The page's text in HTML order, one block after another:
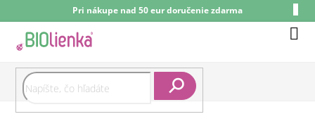
na
obsah
Pri nákupe nad 50 eur doručenie zdarma